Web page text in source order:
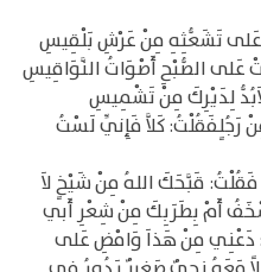
عَلى تَشَعُّثِهِ مِنْ عَرْشِ بَلْقِيسِ
عَلى الصُّبْحِ أَصْوَاتُ النَّوَاقِيسِ
لِدَيْرِكَ مِنْ تَشْمِيسِ
كَلاَّ فَإِنِّي لَسْتُ
قَبَّحَكَ اللهُ مِنْ شَيْخٍ لاَ
أَمْ بِطَرَبِكَ مِنْ شِعْرِ أَبي
دَعْنِي مِنْ هَذاَ وَامْضِ عَلى